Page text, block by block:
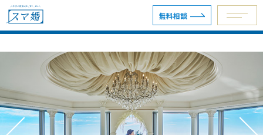
無料相談
予約専用ダイヤル 0120-098-754
無料相談 資料請求